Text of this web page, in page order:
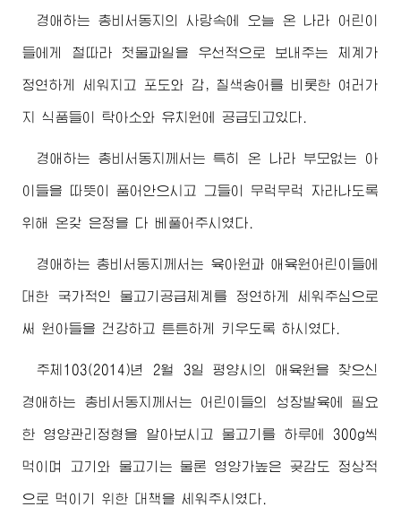
경애하는 총비서동지 의 사랑속에 오늘 온 나라 어린이
들에게 철따라 첫물과일을 우선적으로 보내주는 체계가
정연하게 세워지고 포도와 감, 칠색송어를 비롯한 여러가
지 식품들이 탁아소와 유치원에 공급되고있다.
경애하는 총비서동지 께서는 특히 온 나라 부모없는 아
이들을 따뜻이 품어안으시고 그들이 무럭무럭 자라나도록
위해 온갖 은정을 다 베풀어주시였다.
경애하는 총비서동지 께서는 육아원과 애육원어린이들에
대한 국가적인 물고기공급체계를 정연하게 세워주심으로
써 원아들을 건강하고 튼튼하게 키우도록 하시였다.
주체103(2014)년 2월 3일 평양시의 애육원을 찾으신
경애하는 총비서동지 께서는 어린이들의 성장발육에 필요
한 영양관리정형을 알아보시고 물고기를 하루에 300g씩
먹이며 고기와 물고기는 물론 영양가높은 곶감도 정상적
으로 먹이기 위한 대책을 세워주시였다.